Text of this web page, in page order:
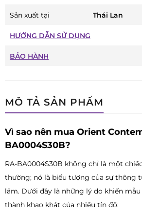
MÔ TẢ SẢN PHẨM
Vì sao nên mua Orient
BA0004S30B?
RA-BA0004S30B không chỉ là một
thường; nó là biểu tượng của sự thông
lãm. Dưới đây là những lý do khiến
thành khao khát của nhiều tín đồ:
Sản xuất tại Thái Lan
HƯỚNG DẪN SỬ DỤNG
BẢO HÀNH